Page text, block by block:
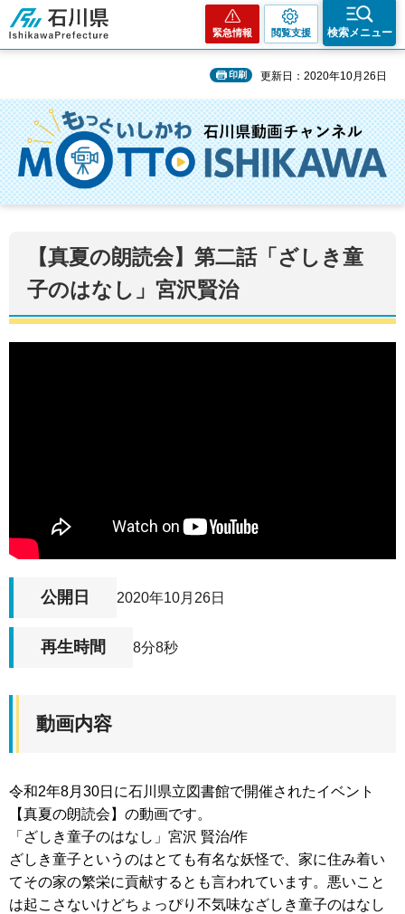
石川県
緊急情報 閲覧支援 検索メニュー
印刷 更新日：2020年10月26日
【真夏の朗読会】第二話「ざしき童
子のはなし」宮沢賢治
公開日 2020年10月26日
再生時間 8分8秒
動画内容
令和2年8月30日に石川県立図書館で開催されたイベント
【真夏の朗読会】の動画です。
「ざしき童子のはなし」宮沢 賢治/作
ざしき童子というのはとても有名な妖怪で、家に住み着い
てその家の繁栄に貢献するとも言われています。悪いこと
は起こさないけどちょっぴり不気味なざしき童子のはなし